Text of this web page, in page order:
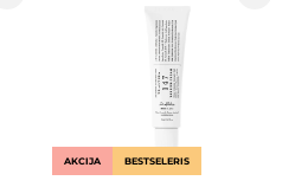
AKCIJA BESTSELERIS